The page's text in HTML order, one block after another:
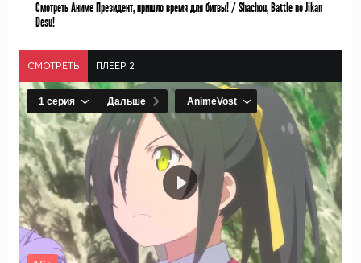
Смотреть Аниме Президент, пришло время для битвы! / Shachou, Battle no Jikan
Desu!
СМОТРЕТЬ ПЛЕЕР 2